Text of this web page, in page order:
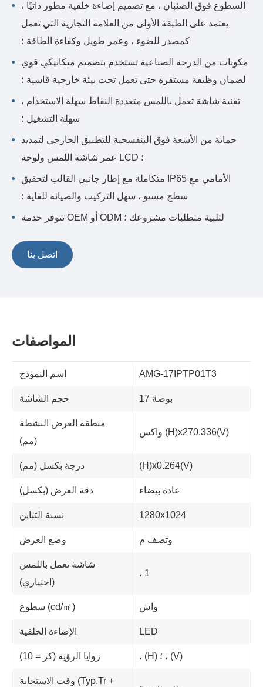
السطوع فوق الصئبان ، مع تصميم إضاءة خلفية مطور ذاتيًا ،
يعتمد على الطبقة الأولى من العلامة التجارية التي تعمل
كمصدر للضوء ، وعمر طويل وكفاءة الطاقة ؛
مكونات من الدرجة الصناعية تستخدم بتصميم ميكانيكي قوي
لضمان وظيفة مستقرة حتى تعمل تحت بيئة خارجية قاسية ؛
تقنية شاشة تعمل باللمس متعددة النقاط سهلة الاستخدام ،
سهلة التشغيل ؛
حماية من الأشعة فوق البنفسجية للتطبيق الخارجي لتمديد
عمر شاشة اللمس ولوحة LCD ؛
متكاملة مع إطار جانبي القالب لتحقيق IP65 الأمامي مع
سطح مستو ، سهل التركيب والصيانة للغاية ؛
تتوفر خدمة OEM أو ODM لتلبية متطلبات مشروعك ؛
اتصل بنا
المواصفات
اسم النموذج AMG-17IPTP01T3
حجم الشاشة 17 بوصة
منطقة العرض النشطة
(مم)
واكس (H)x270.336(V)
درجة بكسل (مم) (H)x0.264(V)
دقة العرض (بكسل) عادة بيضاء
نسبة التباين 1280x1024
وضع العرض وتصف م
شاشة تعمل باللمس
(اختياري)
، 1
سطوع (cd/㎡) واش
الإضاءة الخلفية LED
زوايا الرؤية (كر = 10) ، (H) ؛ ، (V)
وقت الاستجابة (Typ.Tr +